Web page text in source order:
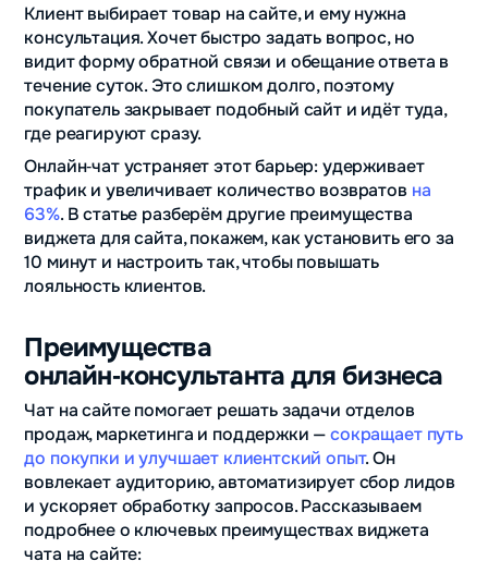
Клиент выбирает товар на сайте, и ему нужна
консультация. Хочет быстро задать вопрос, но
видит форму обратной связи и обещание ответа в
течение суток. Это слишком долго, поэтому
покупатель закрывает подобный сайт и идёт туда,
где реагируют сразу.
Онлайн‑чат устраняет этот барьер: удерживает
трафик и увеличивает количество возвратов на
63%. В статье разберём другие преимущества
виджета для сайта, покажем, как установить его за
10 минут и настроить так, чтобы повышать
лояльность клиентов.
Преимущества
онлайн‑консультанта для бизнеса
Чат на сайте помогает решать задачи отделов
продаж, маркетинга и поддержки —сокращает путь
до покупки и улучшает клиентский опыт. Он
вовлекает аудиторию, автоматизирует сбор лидов
и ускоряет обработку запросов. Рассказываем
подробнее о ключевых преимуществах виджета
чата на сайте: